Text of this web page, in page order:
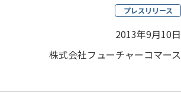
プレスリリース
2013年9月10日
株式会社フューチャーコマース